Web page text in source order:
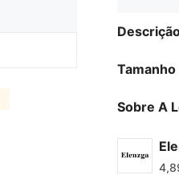
Sobre A